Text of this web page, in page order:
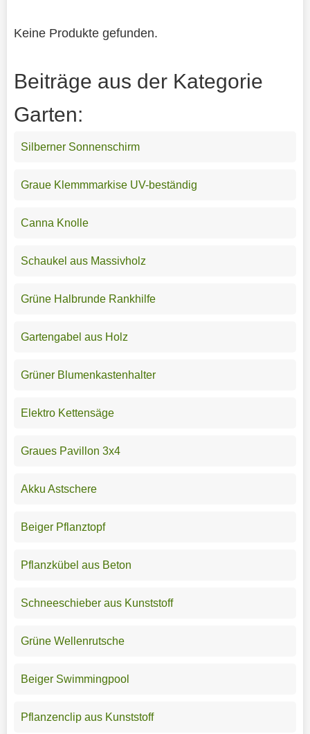
Keine Produkte gefunden.
Beiträge aus der Kategorie
Garten:
Silberner Sonnenschirm
Graue Klemmmarkise UV-beständig
Canna Knolle
Schaukel aus Massivholz
Grüne Halbrunde Rankhilfe
Gartengabel aus Holz
Grüner Blumenkastenhalter
Elektro Kettensäge
Graues Pavillon 3x4
Akku Astschere
Beiger Pflanztopf
Pflanzkübel aus Beton
Schneeschieber aus Kunststoff
Grüne Wellenrutsche
Beiger Swimmingpool
Pflanzenclip aus Kunststoff